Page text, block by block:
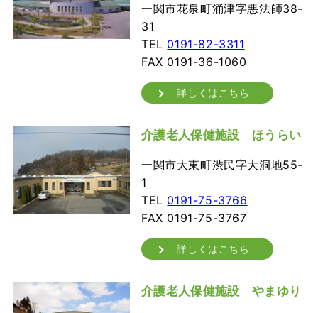
一関市花泉町涌津字悪法師38-
31
TEL 0191-82-3311
FAX 0191-36-1060
詳しくはこちら
介護老人保健施設 ほうらい
一関市大東町渋民字大洞地55-
1
TEL 0191-75-3766
FAX 0191-75-3767
詳しくはこちら
介護老人保健施設 やまゆり